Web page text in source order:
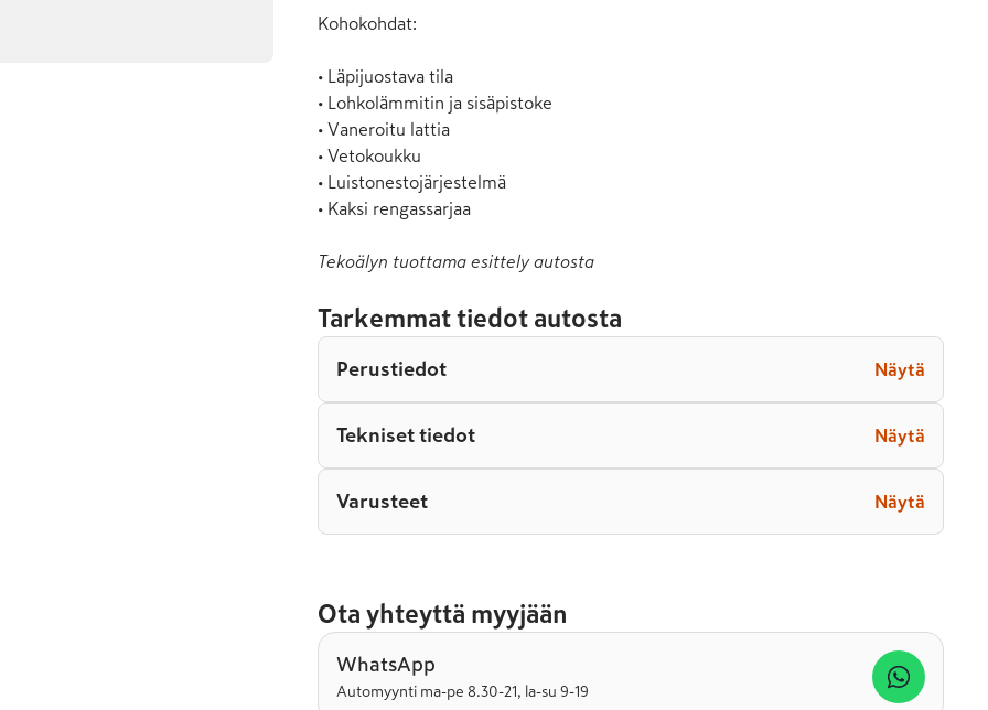
Kohokohdat:
• Läpijuostava tila
• Lohkolämmitin ja sisäpistoke
• Vaneroitu lattia
• Vetokoukku
• Luistonestojärjestelmä
• Kaksi rengassarjaa
Tekoälyn tuottama esittely autosta
Tarkemmat tiedot autosta
Perustiedot Näytä
Tekniset tiedot Näytä
Varusteet Näytä
Ota yhteyttä myyjään
WhatsApp
Automyynti ma-pe 8.30-21, la-su 9-19